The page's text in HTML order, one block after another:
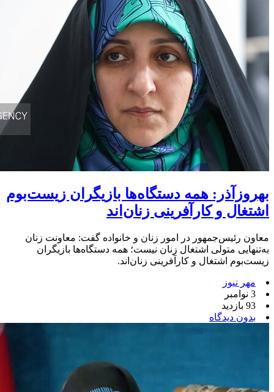
بهروزآذر: همه دستگاه‌ها بازیگران زیست‌بوم
اشتغال و کارآفرینی زنان‌اند
معاون رئیس‌جمهور در امور زنان و خانواده گفت: معاونت زنان
به‌تنهایی متولی اشتغال زنان نیست؛ همه دستگاه‌ها بازیگران
زیست‌بوم اشتغال و کارآفرینی زنان‌اند.
مهر نیوز
3 نوامبر
93 بازدید
بدون دیدگاه